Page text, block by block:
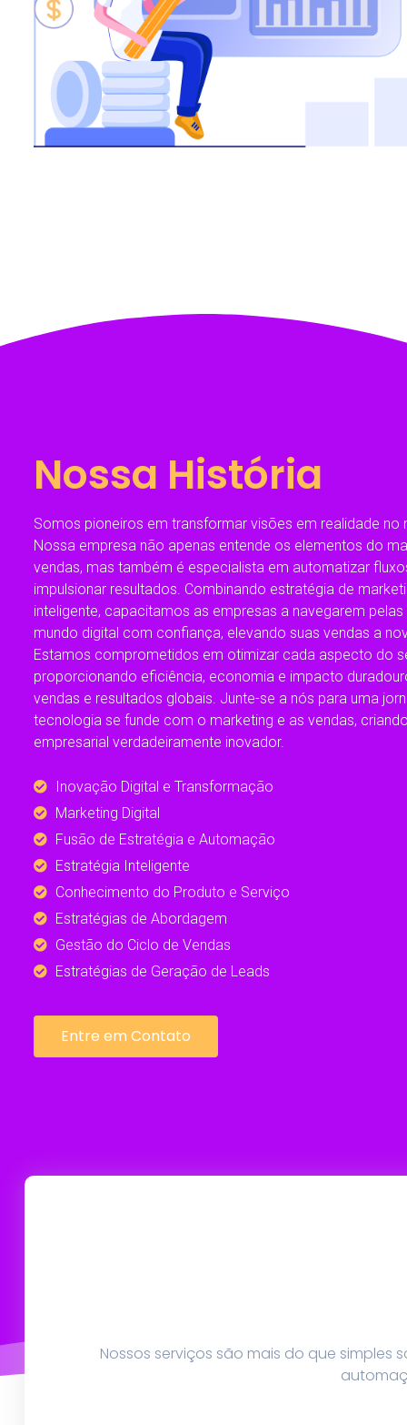
Nossa História
Somos pioneiros em transformar visões em realidade no
Nossa empresa não apenas entende os elementos do
vendas, mas também é especialista em automatizar
impulsionar resultados. Combinando estratégia de
inteligente, capacitamos as empresas a navegarem
mundo digital com confiança, elevando suas vendas a
Estamos comprometidos em otimizar cada aspecto do
proporcionando eficiência, economia e impacto
vendas e resultados globais. Junte-se a nós para uma
tecnologia se funde com o marketing e as vendas,
empresarial verdadeiramente inovador.
Inovação Digital e Transformação
Marketing Digital
Fusão de Estratégia e Automação
Estratégia Inteligente
Conhecimento do Produto e Serviço
Estratégias de Abordagem
Gestão do Ciclo de Vendas
Estratégias de Geração de Leads
Entre em Contato
Nossos serviços são mais do que